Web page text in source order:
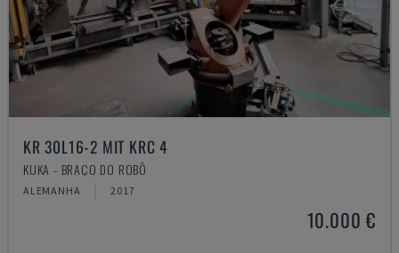
KR 30L16-2 MIT KRC 4
KUKA - BRAÇO DO ROBÔ
ALEMANHA 2017
10.000 €